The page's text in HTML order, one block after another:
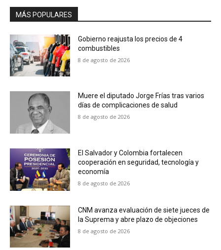
MÁS POPULARES
Gobierno reajusta los precios de 4
combustibles
8 de agosto de 2026
Muere el diputado Jorge Frías tras varios
días de complicaciones de salud
8 de agosto de 2026
El Salvador y Colombia fortalecen
cooperación en seguridad, tecnología y
economía
8 de agosto de 2026
CNM avanza evaluación de siete jueces de
la Suprema y abre plazo de objeciones
8 de agosto de 2026